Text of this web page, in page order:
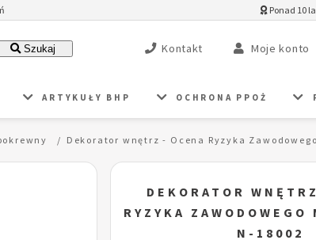
Ponad 10
Szukaj Kontakt Moje konto
ARTYKUŁY BHP OCHRONA PPOŻ
Dekorator wnętrz - Ocena Ryzyka
DEKORATOR
RYZYKA ZAWODOWEGO
N-18002